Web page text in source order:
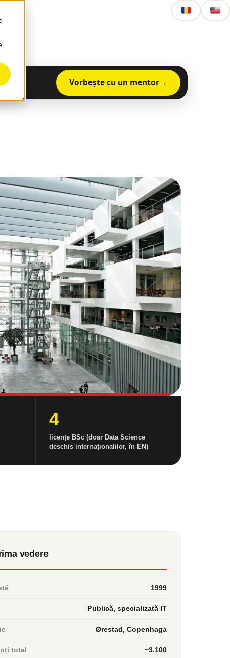
Vorbește cu un mentor
4
licențe BSc (doar Data Science
deschis internaționalilor, în EN)
vedere
1999
Publică, specializată IT
Ørestad, Copenhaga
total ~3.100